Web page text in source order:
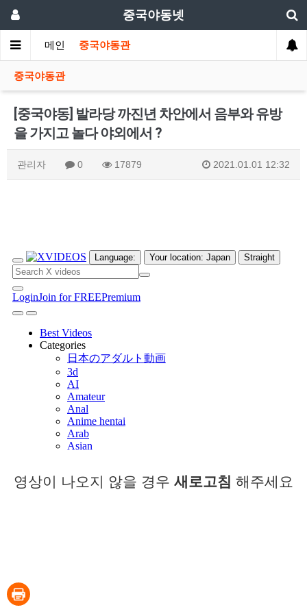
중국야동넷
메인 중국야동관
중국야동관
[중국야동] 발라당 까진년 차안에서 음부와 유방
을 가지고 놀다 야외에서 ?
관리자 0 17879 2021.01.01 12:32
영상이 나오지 않을 경우 새로고침 해주세요